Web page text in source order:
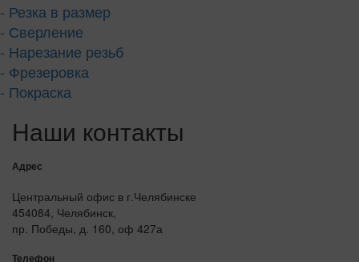
- Резка в размер
- Сверление
- Нарезание резьб
- Фрезеровка
- Покраска
Наши контакты
Адрес
Центральный офис в г.Челябинске
454084, Челябинск,
пр. Победы, д. 160, оф 427а
Телефон